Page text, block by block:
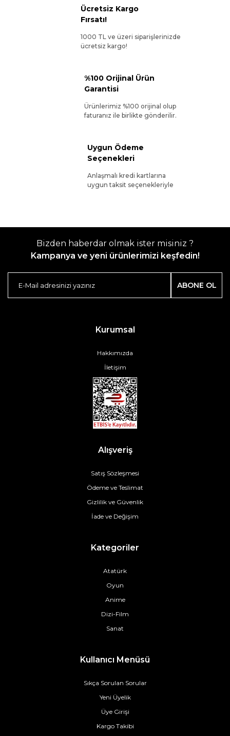
Ücretsiz Kargo
Fırsatı!
1000 TL ve üzeri siparişlerinizde
ücretsiz kargo!
%100 Orijinal Ürün
Garantisi
Ürünlerimiz %100 orijinal olup
faturanız ile birlikte gönderilir.
Uygun Ödeme
Seçenekleri
Anlaşmalı kredi kartlarına
uygun taksit seçenekleriyle
Bizden haberdar olmak ister misiniz ?
Kampanya ve yeni ürünlerimizi keşfedin!
ABONE OL
Kurumsal
Hakkımızda
İletişim
Alışveriş
Satış Sözleşmesi
Ödeme ve Teslimat
Gizlilik ve Güvenlik
İade ve Değişim
Kategoriler
Atatürk
Oyun
Anime
Dizi-Film
Sanat
Kullanıcı Menüsü
Sıkça Sorulan Sorular
Yeni Üyelik
Üye Girişi
Kargo Takibi